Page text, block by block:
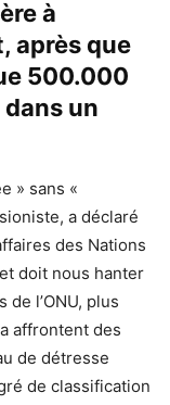
à
après que
500.000
un
» sans «
a déclaré
des Nations
doit nous hanter
l’ONU, plus
affrontent des
de détresse
de classification